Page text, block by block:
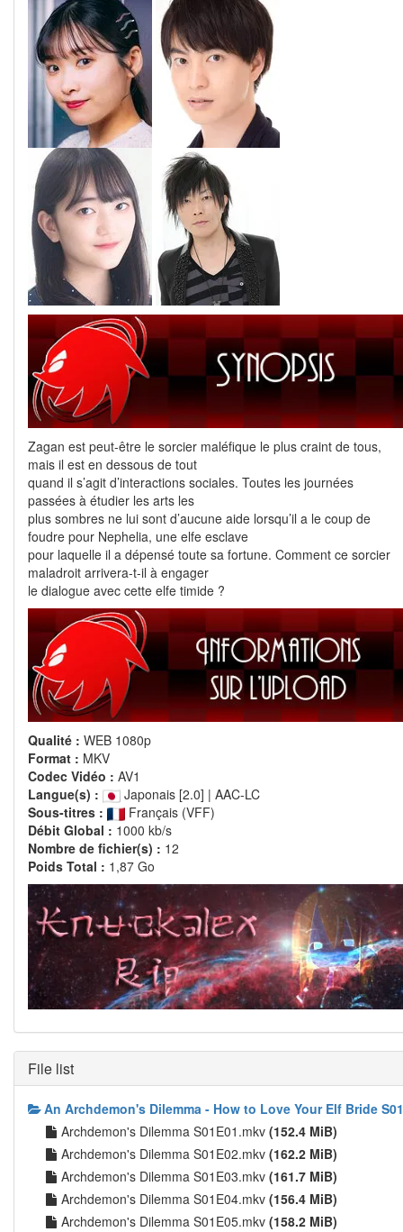
Zagan est peut-être le sorcier maléfique le plus craint de tous,
mais il est en dessous de tout
quand il s’agit d’interactions sociales. Toutes les journées
passées à étudier les arts les
plus sombres ne lui sont d’aucune aide lorsqu’il a le coup de
foudre pour Nephelia, une elfe esclave
pour laquelle il a dépensé toute sa fortune. Comment ce sorcier
maladroit arrivera-t-il à engager
le dialogue avec cette elfe timide ?
Qualité : WEB 1080p
Format : MKV
Codec Vidéo : AV1
Langue(s) :
Japonais [2.0] | AAC-LC
Sous-titres :
Français (VFF)
Débit Global : 1000 kb/s
Nombre de fichier(s) : 12
Poids Total : 1,87 Go
File list
An Archdemon's Dilemma - How to Love Your Elf Bride S01
Archdemon's Dilemma S01E01.mkv (152.4 MiB)
Archdemon's Dilemma S01E02.mkv (162.2 MiB)
Archdemon's Dilemma S01E03.mkv (161.7 MiB)
Archdemon's Dilemma S01E04.mkv (156.4 MiB)
Archdemon's Dilemma S01E05.mkv (158.2 MiB)